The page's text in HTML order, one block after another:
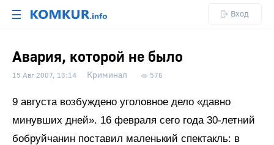
☰ Вход
Авария, которой не было
15 Авг 2007, 13:14 Криминал 576
9 августа возбуждено уголовное дело «давно
минувших дней». 16 февраля сего года 30-летний
бобруйчанин поставил маленький спектакль: в